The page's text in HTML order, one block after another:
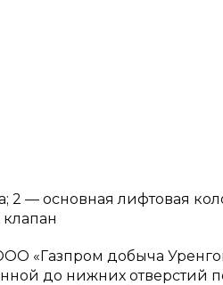
2 — основная лифтовая
«Газпром добыча
до нижних отверстий